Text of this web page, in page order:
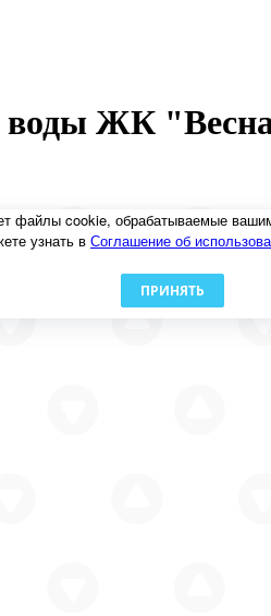
воды ЖК
файлы cookie, обрабатываемые
узнать в Соглашение об
ПРИНЯТЬ